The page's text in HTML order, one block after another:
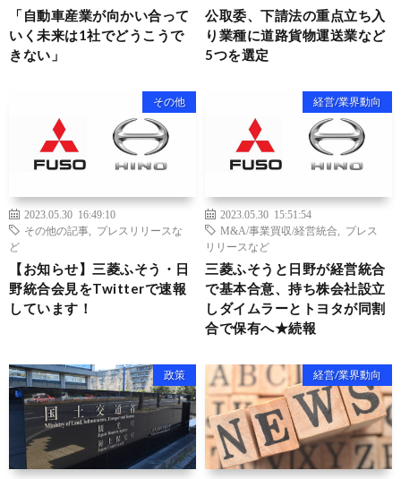
「自動車産業が向かい合って
いく未来は1社でどうこうで
きない」
公取委、下請法の重点立ち入
り業種に道路貨物運送業など
5つを選定
その他
2023.05.30 16:49:10
その他の記事
プレスリリースな
ど
【お知らせ】三菱ふそう・日
野統合会見をTwitterで速報
しています！
経営/業界動向
2023.05.30 15:51:54
M&A/事業買収/経営統合
プレス
リリースなど
三菱ふそうと日野が経営統合
で基本合意、持ち株会社設立
しダイムラーとトヨタが同割
合で保有へ★続報
政策 経営/業界動向